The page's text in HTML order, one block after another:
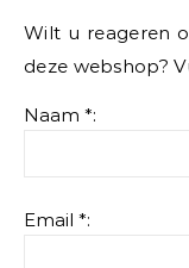
Wilt u reageren
deze webshop?
Naam *:
Email *: